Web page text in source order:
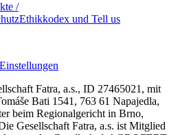
/
Ethikkodex und Tell us
Fatra, a.s., ID 27465021, mit
Bati 1541, 763 61 Napajedla,
beim Regionalgericht in Brno,
Gesellschaft Fatra, a.s. ist Mitglied